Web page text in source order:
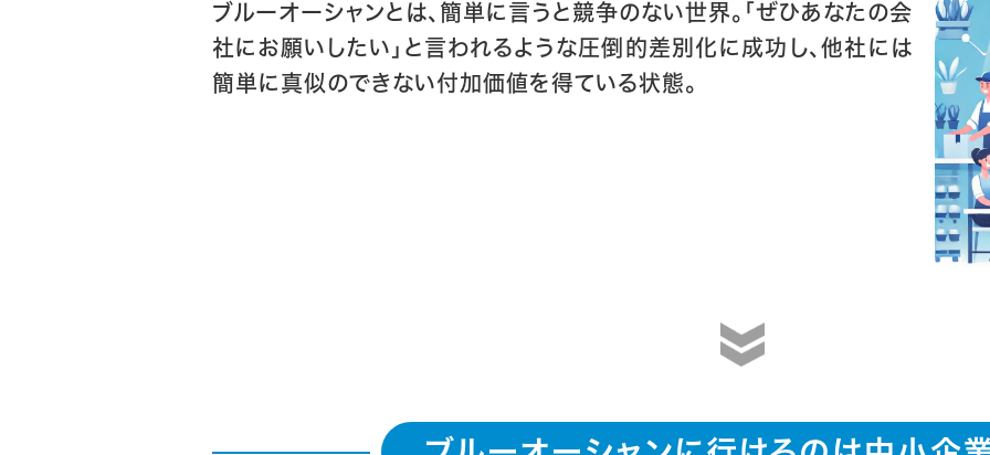
ブルーオーシャンとは、簡単に言うと競争のない世界。「ぜひあなたの会
社にお願いしたい」と言われるような圧倒的差別化に成功し、他社には
簡単に真似のできない付加価値を得ている状態。